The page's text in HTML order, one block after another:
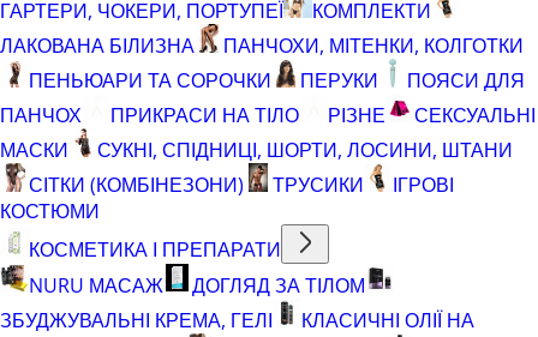
ГАРТЕРИ, ЧОКЕРИ, ПОРТУПЕЇ
КОМПЛЕКТИ
ЛАКОВАНА БІЛИЗНА
ПАНЧОХИ, МІТЕНКИ, КОЛГОТКИ
ПЕНЬЮАРИ ТА СОРОЧКИ
ПЕРУКИ
ПОЯСИ ДЛЯ
ПАНЧОХ
ПРИКРАСИ НА ТІЛО РІЗНЕ
СЕКСУАЛЬНІ
МАСКИ
СУКНІ, СПІДНИЦІ, ШОРТИ, ЛОСИНИ, ШТАНИ
СІТКИ (КОМБІНЕЗОНИ)
ТРУСИКИ
ІГРОВІ
КОСТЮМИ
КОСМЕТИКА І ПРЕПАРАТИ
NURU МАСАЖ
ДОГЛЯД ЗА ТІЛОМ
ЗБУДЖУВАЛЬНІ КРЕМА, ГЕЛІ
КЛАСИЧНІ ОЛІЇ НА